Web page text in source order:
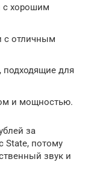
с хорошим
с отличным
для
и мощностью.
за
State, потому
звук и